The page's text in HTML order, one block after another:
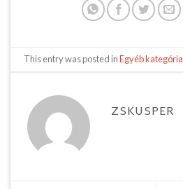
This entry was posted inEgyéb kategória
ZSKUSPER